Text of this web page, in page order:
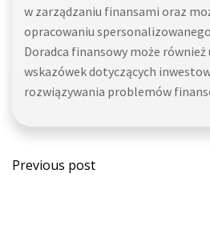
w zarządzaniu finansami oraz
opracowaniu
Doradca finansowy może również
wskazówek dotyczących
rozwiązywania problemów
Post
Previous post